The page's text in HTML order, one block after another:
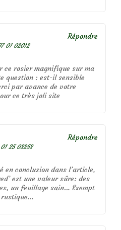
01 02012
ce rosier magnifique sur ma
question : est-il sensible
par avance de votre
ce très joli site
Répondre
25 03253
en conclusion dans l’article,
est une valeur sûre: des
un feuillage sain… Exempt
rustique…
Répondre